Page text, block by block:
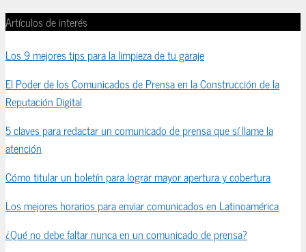
Artículos de interés
Los 9 mejores tips para la limpieza de tu garaje
El Poder de los Comunicados de Prensa en la Construcción de la
Reputación Digital
5 claves para redactar un comunicado de prensa que sí llame la
atención
Cómo titular un boletín para lograr mayor apertura y cobertura
Los mejores horarios para enviar comunicados en Latinoamérica
¿Qué no debe faltar nunca en un comunicado de prensa?